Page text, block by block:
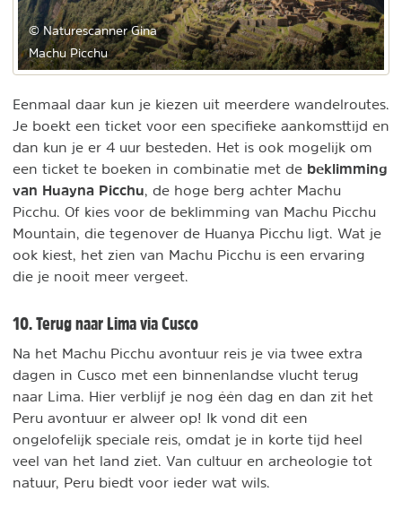
© Naturescanner Gina
Machu Picchu
Eenmaal daar kun je kiezen uit meerdere wandelroutes.
Je boekt een ticket voor een specifieke aankomsttijd en
dan kun je er 4 uur besteden. Het is ook mogelijk om
een ticket te boeken in combinatie met de beklimming
van Huayna Picchu , de hoge berg achter Machu
Picchu. Of kies voor de beklimming van Machu Picchu
Mountain, die tegenover de Huanya Picchu ligt. Wat je
ook kiest, het zien van Machu Picchu is een ervaring
die je nooit meer vergeet.
10. Terug naar Lima via Cusco
Na het Machu Picchu avontuur reis je via twee extra
dagen in Cusco met een binnenlandse vlucht terug
naar Lima. Hier verblijf je nog één dag en dan zit het
Peru avontuur er alweer op! Ik vond dit een
ongelofelijk speciale reis, omdat je in korte tijd heel
veel van het land ziet. Van cultuur en archeologie tot
natuur, Peru biedt voor ieder wat wils.